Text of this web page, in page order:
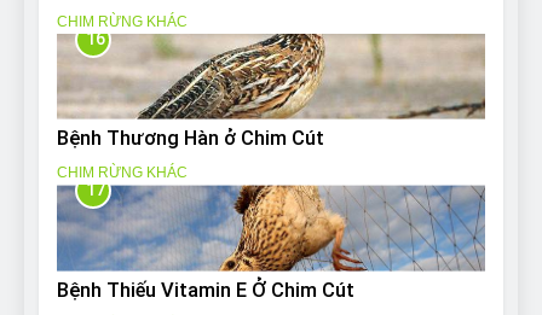
CHIM RỪNG KHÁC
16
Bệnh Thương Hàn ở Chim Cút
CHIM RỪNG KHÁC
17
Bệnh Thiếu Vitamin E Ở Chim Cút